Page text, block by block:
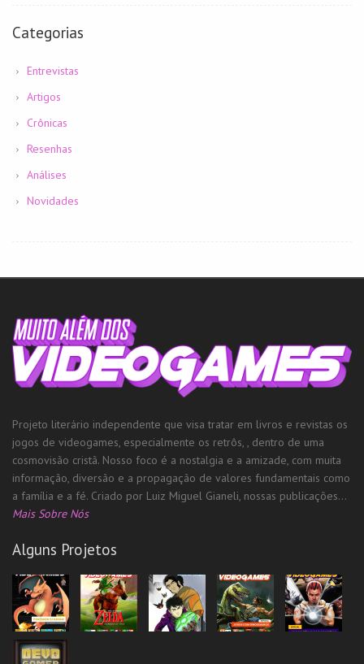
Categorias
Entrevistas
Artigos
Crônicas
Resenhas
Análises
Novidades
Projeto literário independente que visa tratar em livros e revistas os
jogos de videogames, especialmente os retrôs, , dentro de uma
cosmovisão cristã. Nosso foco é a nostalgia e a amizade, com muita
informação, diversão e a propagação de valores fundamentais como
a família e a fé. Criado por Luiz Miguel Gianeli, nossas publicações...
Mais Sobre Nós
Alguns Projetos